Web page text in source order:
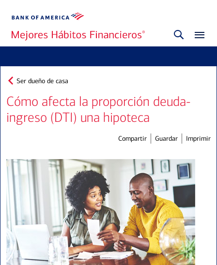
Ser dueño de casa
Cómo afecta la proporción deuda-
ingreso (DTI) una hipoteca
Compartir Guardar Imprimir